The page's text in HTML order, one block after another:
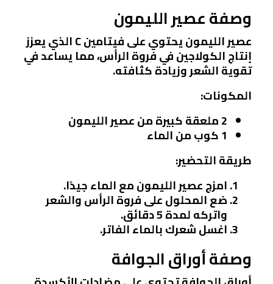
وصفة عصير الليمون
عصير الليمون يحتوي على فيتامين C الذي يعزز
إنتاج الكولاجين في فروة الرأس، مما يساعد في
تقوية الشعر وزيادة كثافته.
المكونات:
2 ملعقة كبيرة من عصير الليمون
1 كوب من الماء
طريقة التحضير:
امزج عصير الليمون مع الماء جيدًا.
ضع المحلول على فروة الرأس والشعر
واتركه لمدة 5 دقائق.
اغسل شعرك بالماء الفاتر.
وصفة أوراق الجوافة